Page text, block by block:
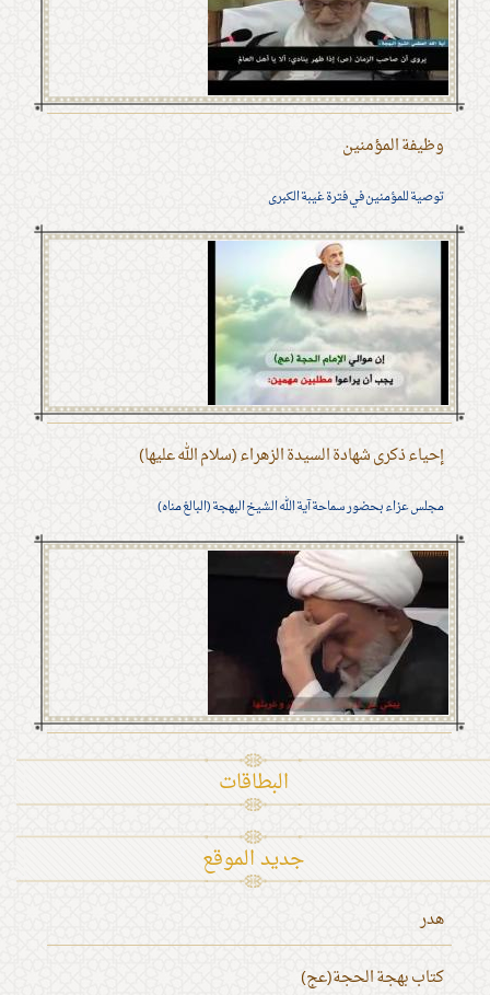
وظيفة المؤمنين
توصية للمؤمنين في فترة غيبة الكبرى
إحياء ذكرى شهادة السيدة الزهراء (سلام الله عليها)
مجلس عزاء بحضور سماحة آية الله الشيخ البهجة (البالغ مناه)
البطاقات
جديد الموقع
هدر
كتاب بهجة الحجة(عج)